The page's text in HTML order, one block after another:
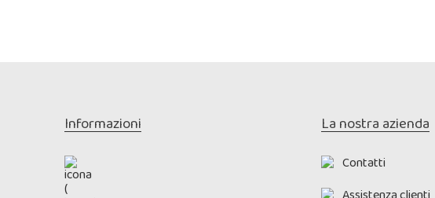
Informazioni La nostra azienda
Contatti